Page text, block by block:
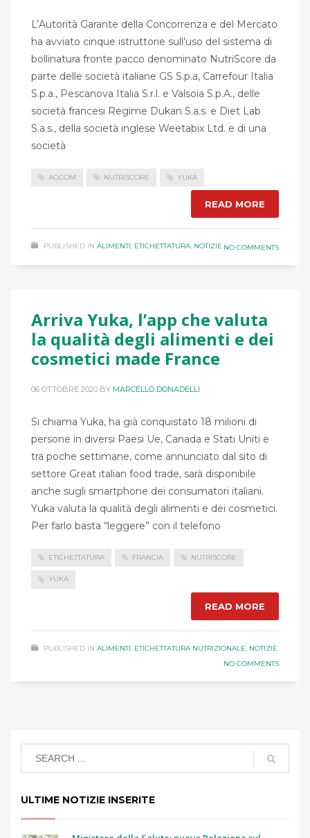
L’Autorità Garante della Concorrenza e del Mercato
ha avviato cinque istruttorie sull’uso del sistema di
bollinatura fronte pacco denominato NutriScore da
parte delle società italiane GS S.p.a, Carrefour Italia
S.p.a., Pescanova Italia S.r.l. e Valsoia S.p.A., delle
società francesi Regime Dukan S.a.s. e Diet Lab
S.a.s., della società inglese Weetabix Ltd. e di una
società
AGCOM NUTRISCORE YUKA
READ MORE
PUBLISHED IN ALIMENTI, ETICHETTATURA, NOTIZIE NO COMMENTS
Arriva Yuka, l’app che valuta
la qualità degli alimenti e dei
cosmetici made France
06 OTTOBRE 2020 BY MARCELLO DONADELLI
Si chiama Yuka, ha già conquistato 18 milioni di
persone in diversi Paesi Ue, Canada e Stati Uniti e
tra poche settimane, come annunciato dal sito di
settore Great italian food trade, sarà disponibile
anche sugli smartphone dei consumatori italiani.
Yuka valuta la qualità degli alimenti e dei cosmetici.
Per farlo basta “leggere” con il telefono
ETICHETTATURA FRANCIA NUTRISCORE
YUKA
READ MORE
PUBLISHED IN ALIMENTI, ETICHETTATURA NUTRIZIONALE, NOTIZIE
NO COMMENTS
ULTIME NOTIZIE INSERITE